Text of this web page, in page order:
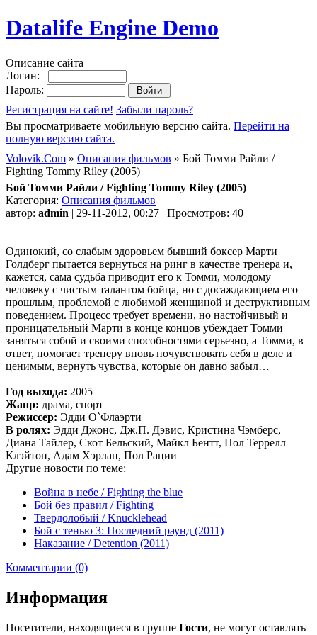
Datalife Engine Demo
Описание сайта
Логин:
Пароль:
Регистрация на сайте! Забыли пароль?
Вы просматриваете мобильную версию сайта. Перейти на
полную версию сайта.
Volovik.Com » Описания фильмов » Бой Томми Райли /
Fighting Tommy Riley (2005)
Бой Томми Райли / Fighting Tommy Riley (2005)
Категория: Описания фильмов
автор: admin | 29-11-2012, 00:27 | Просмотров: 40
Одинокий, со слабым здоровьем бывший боксер Марти
Голдберг пытается вернуться на ринг в качестве тренера и,
кажется, сама судьба приводит его к Томми, молодому
человеку с чистым талантом бойца, но с досаждающием его
прошлым, проблемой с любимой женщиной и деструктивным
поведением. Процесс требует времени, но настойчивый и
проницательный Марти в конце концов убеждает Томми
заняться собой и своими способностями серьезно, а Томми, в
ответ, помогает тренеру вновь почувствовать себя в деле и
ценимым, вернуть чувства, которые он давно забыл…
Год выхода: 2005
Жанр: драма, спорт
Режиссер: Эдди О`Флаэрти
В ролях: Эдди Джонс, Дж.П. Дэвис, Кристина Чэмберс,
Диана Тайлер, Скот Бельский, Майкл Бентт, Пол Террелл
Клэйтон, Адам Хэрлан, Пол Рации
Другие новости по теме:
Война в небе / Fighting the blue
Бой без правил / Fighting
Твердолобый / Knucklehead
Бой с тенью 3: Последний раунд (2011)
Наказание / Detention (2011)
Комментарии (0)
Информация
Посетители, находящиеся в группе Гости, не могут оставлять